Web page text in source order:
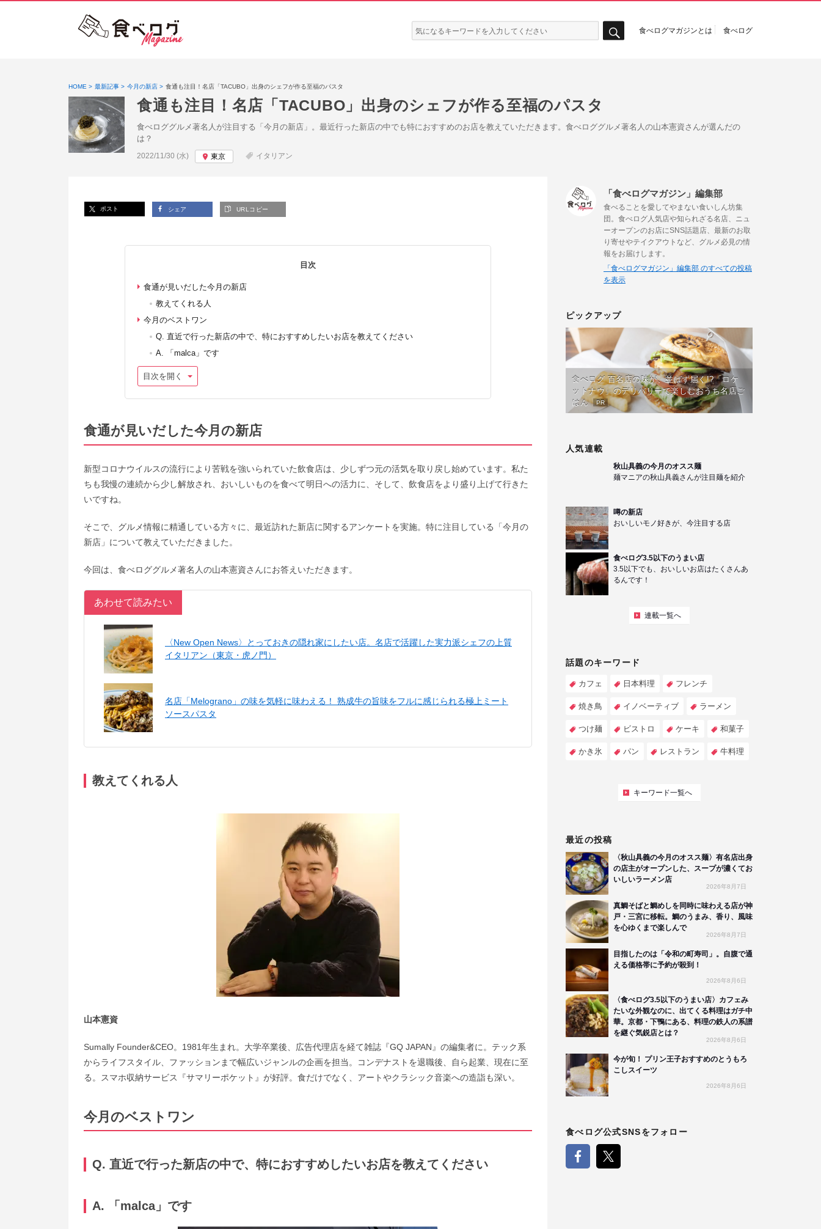
検
索:
食べログマガジンとは 食べログ
HOME 最新記事 今月の新店 食通も注目！名店「TACUBO」出身のシェフが作る至福のパスタ
食通も注目！名店「TACUBO」出身のシェフが作る至福のパスタ
食べロググルメ著名人が注目する「今月の新店」。最近行った新店の中でも特におすすめのお店を教えていただきます。食べロググルメ著名人の山本憲資さんが選んだの
は？
投稿日:
2022/11/30 (水) 東京 イタリアン
ポスト シェア URLコピー
目次
食通が見いだした今月の新店
教えてくれる人
今月のベストワン
Q. 直近で行った新店の中で、特におすすめしたいお店を教えてください
A. 「malca」です
目次を開く
食通が見いだした今月の新店
新型コロナウイルスの流行により苦戦を強いられていた飲食店は、少しずつ元の活気を取り戻し始めています。私た
ちも我慢の連続から少し解放され、おいしいものを食べて明日への活力に、そして、飲食店をより盛り上げて行きた
いですね。
そこで、グルメ情報に精通している方々に、最近訪れた新店に関するアンケートを実施。特に注目している「今月の
新店」について教えていただきました。
今回は、食べロググルメ著名人の山本憲資さんにお答えいただきます。
あわせて読みたい
〈New Open News〉とっておきの隠れ家にしたい店。名店で活躍した実力派シェフの上質
イタリアン（東京・虎ノ門）
名店「Melograno」の味を気軽に味わえる！ 熟成牛の旨味をフルに感じられる極上ミート
ソースパスタ
教えてくれる人
山本憲資
Sumally Founder&CEO。1981年生まれ。大学卒業後、広告代理店を経て雑誌『GQ JAPAN』の編集者に。テック系
からライフスタイル、ファッションまで幅広いジャンルの企画を担当。コンデナストを退職後、自ら起業、現在に至
る。スマホ収納サービス『サマリーポケット』が好評。食だけでなく、アートやクラシック音楽への造詣も深い。
今月のベストワン
Q. 直近で行った新店の中で、特におすすめしたいお店を教えてください
A. 「malca」です
「食べログマガジン」編集部
食べることを愛してやまない食いしん坊集
団。食べログ人気店や知られざる名店、ニュ
ーオープンのお店にSNS話題店、最新のお取
り寄せやテイクアウトなど、グルメ必見の情
報をお届けします。
「食べログマガジン」編集部 のすべての投稿
を表示
ピックアップ
食べログ 百名店の味が、並ばず届く!?「ロケ
ットナウ」のデリバリーで楽しむおうち名店ご
はん
PR
人気連載
秋山具義の今月のオスス麺
麺マニアの秋山具義さんが注目麺を紹介
噂の新店
おいしいモノ好きが、今注目する店
食べログ3.5以下のうまい店
3.5以下でも、おいしいお店はたくさんあ
るんです！
連載一覧へ
話題のキーワード
カフェ 日本料理 フレンチ
焼き鳥 イノベーティブ ラーメン
つけ麺 ビストロ ケーキ 和菓子
かき氷 パン レストラン 牛料理
キーワード一覧へ
最近の投稿
〈秋山具義の今月のオスス麺〉有名店出身
の店主がオープンした、スープが濃くてお
いしいラーメン店
2026年8月7日
真鯛そばと鯛めしを同時に味わえる店が神
戸・三宮に移転。鯛のうまみ、香り、風味
を心ゆくまで楽しんで
2026年8月7日
目指したのは「令和の町寿司」。自腹で通
える価格帯に予約が殺到！
2026年8月6日
〈食べログ3.5以下のうまい店〉カフェみ
たいな外観なのに、出てくる料理はガチ中
華。京都・下鴨にある、料理の鉄人の系譜
を継ぐ気鋭店とは？
2026年8月6日
今が旬！ プリン王子おすすめのとうもろ
こしスイーツ
2026年8月6日
食べログ公式SNSをフォロー